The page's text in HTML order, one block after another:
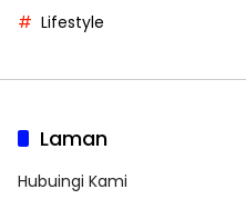
Lifestyle
Laman
Hubuingi Kami